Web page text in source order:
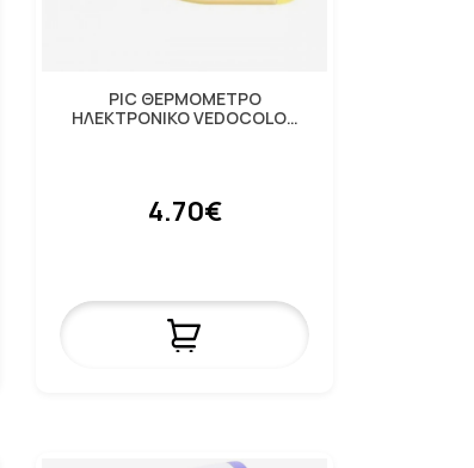
PIC ΘΕΡΜΟΜΕΤΡΟ
ΗΛΕΚΤΡΟΝΙΚΟ VEDOCOLOR
4.70€